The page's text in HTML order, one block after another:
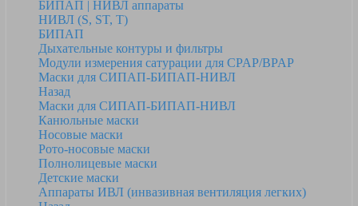
БИПАП | НИВЛ аппараты
НИВЛ (S, ST, T)
БИПАП
Дыхательные контуры и фильтры
Модули измерения сатурации для CPAP/BPAP
Маски для СИПАП-БИПАП-НИВЛ
Назад
Маски для СИПАП-БИПАП-НИВЛ
Канюльные маски
Носовые маски
Рото-носовые маски
Полнолицевые маски
Детские маски
Аппараты ИВЛ (инвазивная вентиляция легких)